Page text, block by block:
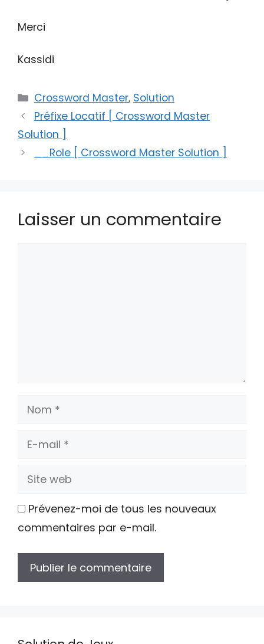
Merci
Kassidi
Catégories
Crossword Master, Solution
Préfixe Locatif [ Crossword Master
Solution ]
__Role [ Crossword Master Solution ]
Laisser un commentaire
Nom
E-
Site
Prévenez-moi de tous les nouveaux
commentaires par e-mail.